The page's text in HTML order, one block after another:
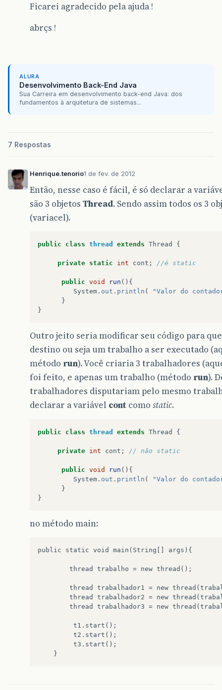
Ficarei agradecido pela ajuda !
abrçs !
ALURA
Desenvolvimento Back-End Java
Sua Carreira em desenvolvimento back-end Java: dos
fundamentos à arquitetura de sistemas...
7 Respostas
Henrique.tenorio1 de fev. de 2012
Então, nesse caso é fácil, é só declarar a
são 3 objetos Thread. Sendo assim todos os 3
(variacel).
public class thread extends Thread {
private static int cont ; //é static
public void run (){
System . out . println (
"Valor do
}
}
Outro jeito seria modificar seu código para
destino ou seja um trabalho a ser executado
método run). Você criaria 3 trabalhadores
foi feito, e apenas um trabalho (método run).
trabalhadores disputariam pelo mesmo
declarar a variável cont como static.
public class thread extends Thread {
private int cont ; // não static
public void run (){
System . out . println (
"Valor do
}
}
no método main:
public static void main(String[] args){
        thread trabalho = new thread();
thread trabalhador1 = new
thread trabalhador2 = new
thread trabalhador3 = new
         t1.start();
         t2.start();
         t3.start();